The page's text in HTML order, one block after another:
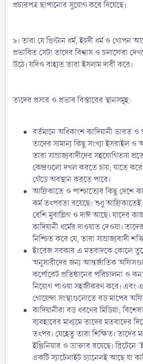
প্রচারপত্র ছাপানোর সুযোগ করে দিয়েছে।
৯। তারা যে খ্রিস্টান ধর্ম, ইহুদী ধর্ম ও গোপন
প্রভাবিত সেটা তাদের বিশ্বাস ও চলাফেরা
উঠে। যদিও বাহ্যত তারা ইসলাম দাবী করে।
তাদের প্রসার ও প্রভাব বিস্তারের স্থানসমূহ:
বর্তমানে অধিকাংশ কাদিয়ানী ভারত ও
তাদের সামান্য কিছু সংখ্যা ইসরাইল ও
তারা সাম্রাজ্যবাদীদের সহযোগিতায়
কেন্দ্রগুলো দখল করতে চায়; যাতে করে
গেঁড়ে অবস্থান করতে পারে।
আফ্রিকাতে ও পাশ্চাত্যের কিছু দেশে
কর্ম তৎপরতা রয়েছে। শুধু
বেশি মুবাল্লিগ ও দাঈ আছে। যাদের
কাদিয়ানী ধর্মের দাওয়াত দেওয়া।
নিশ্চিত করে যে, তারা সাম্রাজ্যবাদী
ইংরেজ সরকার এ মতবাদকে কোলে
অনুসারীদের জন্য আন্তর্জাতিক
কর্পোরেট প্রতিষ্ঠানের পরিচালনা ও
নিয়োগ পাওয়া সহজীকরণ করে। এবং
গোয়েন্দা সংস্থাগুলোতে বড় মাপের
কাদিয়ানীরা বড় ধরণের মিডিয়া;
ব্যবহারের মাধ্যমে তাদের মতবাদের
তৎপর। যেহেতু তারা শিক্ষিত। তাদের
ইঞ্জিনিয়ার ও ডাক্তার রয়েছে। ব্রিটেনে
একটি স্যাটেলাইট চ্যানেলই আছে যা